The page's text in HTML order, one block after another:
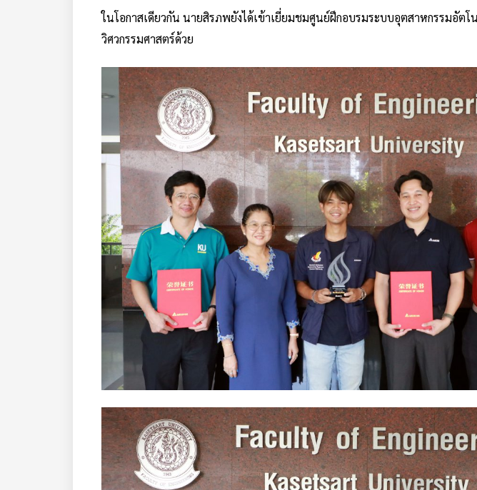
ในโอกาสเดียวกัน นายสิรภพยังได้เข้าเยี่ยมชมศูนย์ฝึกอบรมระบบอุตสาหกรรมอัต
วิศวกรรมศาสตร์ด้วย